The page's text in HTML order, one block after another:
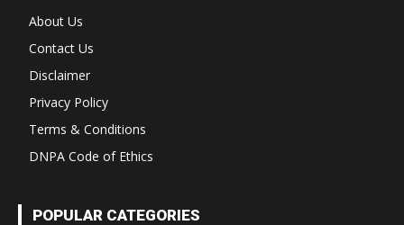
About Us
Contact Us
Disclaimer
Privacy Policy
Terms & Conditions
DNPA Code of Ethics
POPULAR CATEGORIES